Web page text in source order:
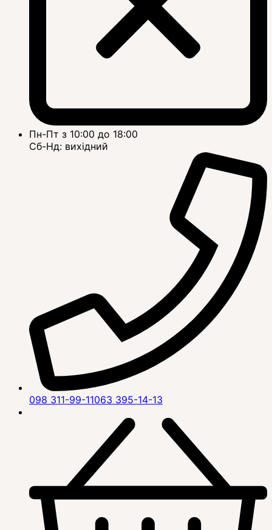
Пн-Пт з 10:00 до 18:00
Сб-Нд: вихідний
098 311-99-11063 395-14-13